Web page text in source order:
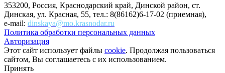
353200, Россия, Краснодарский край, Динской район, ст.
Динская, ул. Красная, 55, тел.: 8(86162)6-17-02 (приемная),
e-mail: dinskaya@mo.krasnodar.ru
Политика обработки персональных данных
Авторизация
Этот сайт использует файлы cookie. Продолжая пользоваться
сайтом, Вы соглашаетесь с их использованием.
Принять